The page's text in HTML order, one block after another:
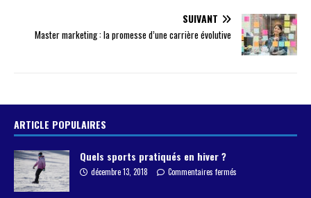
SUIVANT
Master marketing : la promesse d’une carrière évolutive
ARTICLE POPULAIRES
Quels sports pratiqués en hiver ?
décembre 13, 2018 Commentaires fermés